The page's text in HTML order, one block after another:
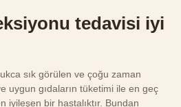
tedavisi iyi
sık görülen ve çoğu zaman
uygun gıdaların tüketimi ile en geç
iyileşen bir hastalıktır. Bundan